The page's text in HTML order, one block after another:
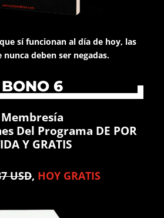
sí funcionan al día de hoy, las
nunca deben ser negadas.
BONO 6
Membresía
Del Programa DE POR
Y GRATIS
USD, HOY GRATIS